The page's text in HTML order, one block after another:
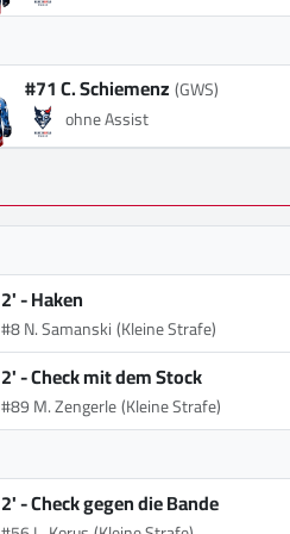
#71 C. Schiemenz(GWS)
ohne Assist
2' -Haken
#8 N. Samanski(Kleine Strafe)
2' -Check mit dem Stock
#89 M. Zengerle(Kleine Strafe)
2' -Check gegen die Bande